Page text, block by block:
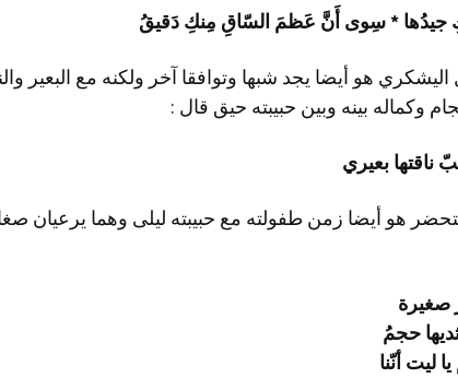
جيدُها * سِوى أَنَّ عَظمَ السّاقِ مِنكِ دَقيقُ
وكماله بينه وبين حبيبته حيق قال :
ناقتها بعيري
صغيرة
حجمُ
ليت أنّنا